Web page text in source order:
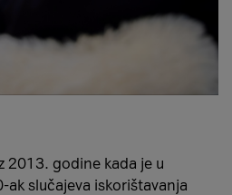
2013. godine kada je u
ak slučajeva iskorištavanja